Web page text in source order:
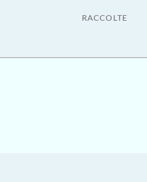
RACCOLTE